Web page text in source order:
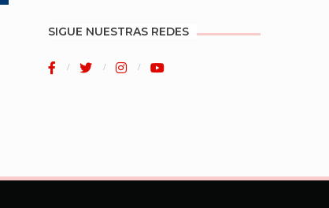
SIGUE NUESTRAS REDES